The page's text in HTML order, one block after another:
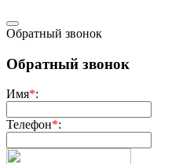
Обратный звонок
Обратный звонок
Имя*:
Телефон*: